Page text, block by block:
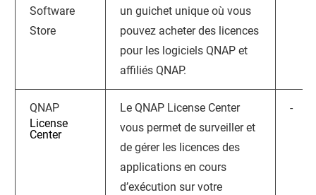
Software
Store
un guichet unique où vous
pouvez acheter des licences
pour les logiciels QNAP et
affiliés QNAP.
QNAP
License
Center
Le QNAP License Center
vous permet de surveiller et
de gérer les licences des
applications en cours
d’exécution sur votre
-